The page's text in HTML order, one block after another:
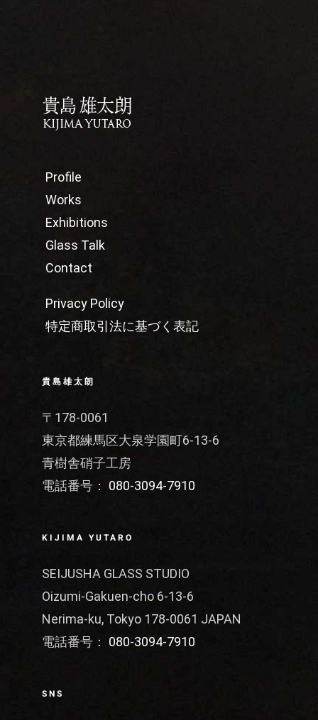
Profile
Works
Exhibitions
Glass Talk
Contact
Privacy Policy
特定商取引法に基づく表記
貴島雄太朗
〒178-0061
東京都練馬区大泉学園町6-13-6
青樹舎硝子工房
電話番号： 080-3094-7910
KIJIMA YUTARO
SEIJUSHA GLASS STUDIO
Oizumi-Gakuen-cho 6-13-6
Nerima-ku, Tokyo 178-0061 JAPAN
電話番号： 080-3094-7910
SNS